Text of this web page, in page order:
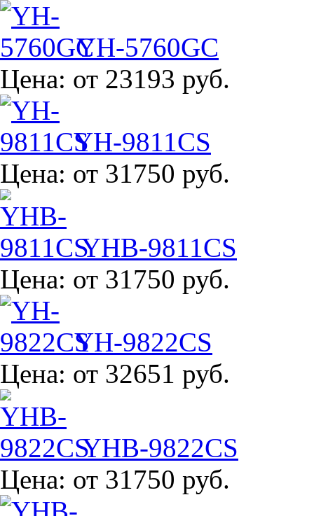
YH-5760GC
Цена: от 23193 руб.
YH-9811CS
Цена: от 31750 руб.
YHB-9811CS
Цена: от 31750 руб.
YH-9822CS
Цена: от 32651 руб.
YHB-9822CS
Цена: от 31750 руб.